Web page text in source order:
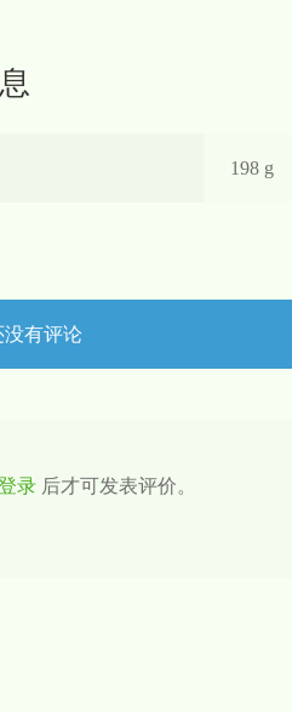
198 g
没有评论
录 后才可发表评价。